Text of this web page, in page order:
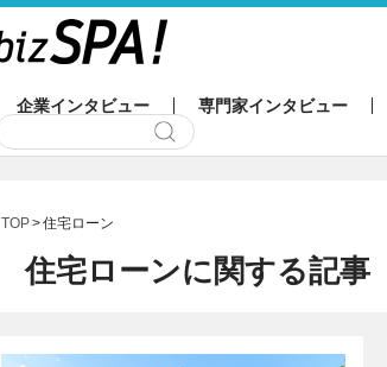
企業インタビュー 専門家インタビュー
TOP 住宅ローン
住宅ローンに関する記事